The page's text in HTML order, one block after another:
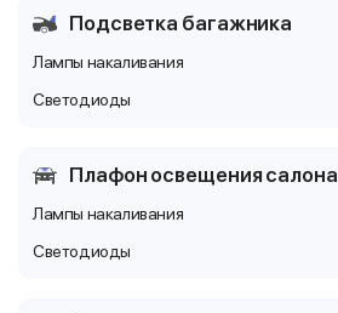
Подсветка багажника
Лампы накаливания
Светодиоды
Плафон освещения салона
Лампы накаливания
Светодиоды